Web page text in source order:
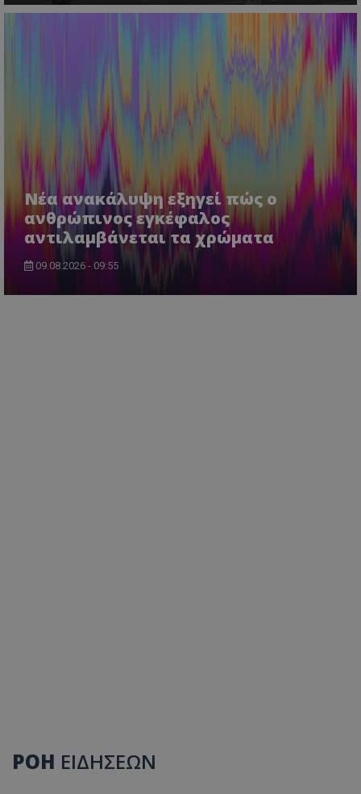
Νέα ανακάλυψη εξηγεί πώς ο
ανθρώπινος εγκέφαλος
αντιλαμβάνεται τα χρώματα
09.08.2026 - 09:55
ΡΟΗ ΕΙΔΗΣΕΩΝ